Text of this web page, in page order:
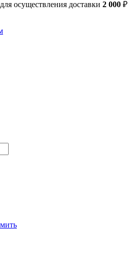
для осуществления доставки 2 000 ₽